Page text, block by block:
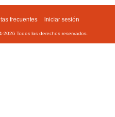
frecuentes Iniciar sesión
2026 Todos los derechos reservados.